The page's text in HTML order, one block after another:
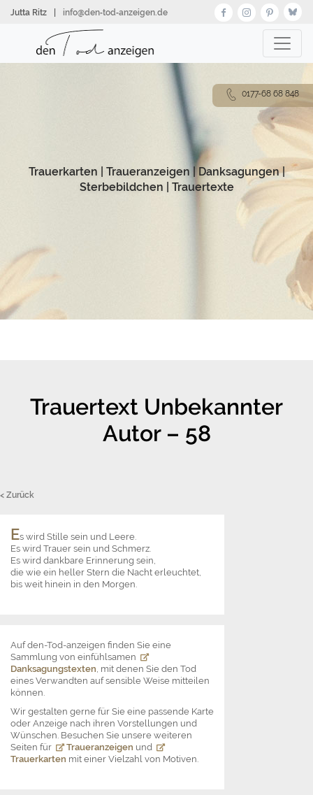
zumJutta Ritz info@den‑tod‑anzeigen.de
Trauerkarten Traueranzeigen |Danksagungen|
Sterbebildchen
Trauertexte
Trauertext Unbekannter
Autor – 58
< Zurück
Es wird Stille sein und Leere.
Es wird Trauer sein und Schmerz.
Es wird dankbare Erinnerung sein,
die wie ein heller Stern die Nacht erleuchtet,
bis weit hinein in den Morgen.
Auf den-Tod-anzeigen finden Sie eine
Sammlung von einfühlsamen
Danksagungstexten, mit denen Sie den Tod
eines Verwandten auf sensible Weise mitteilen
können.
Wir gestalten gerne für Sie eine passende Karte
oder Anzeige nach ihren Vorstellungen und
Wünschen. Besuchen Sie unsere weiteren
Seiten für
Traueranzeigen und
Trauerkarten mit einer Vielzahl von Motiven.
0177-68 68 848